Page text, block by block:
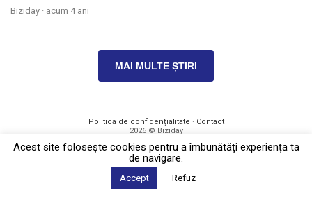
Biziday · acum 4 ani
MAI MULTE ȘTIRI
Politica de confidențialitate · Contact
2026 © Biziday
Acest site foloseşte cookies pentru a îmbunătăți experiența ta
de navigare.
Accept Refuz